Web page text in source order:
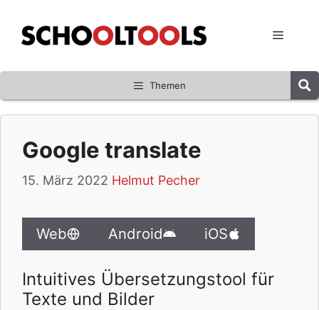
Inhalt
springen
Menü
Themen
Google translate
15. März 2022 Helmut Pecher
Web Android iOS
Intuitives Übersetzungstool für
Texte und Bilder